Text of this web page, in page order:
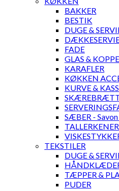
BAKKER
BESTIK
DUGE &
FADE
GLAS &
KARAFLER
KØKKEN
KURVE &
SÆBER -
TEKSTILER
DUGE &
TÆPPER &
PUDER